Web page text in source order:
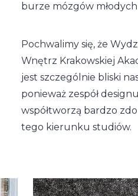
burze mózgów
Pochwalimy się, że
Wnętrz Krakowskiej
jest szczególnie bliski
ponieważ zespół
współtworzą bardzo
tego kierunku studiów.